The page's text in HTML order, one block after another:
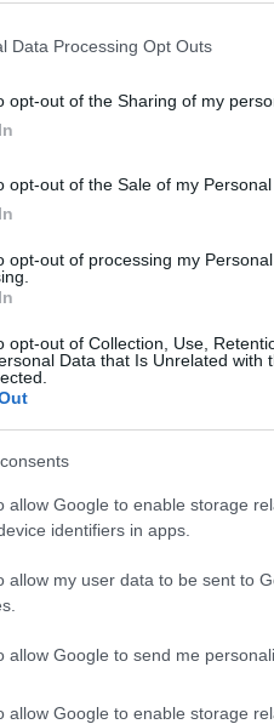
Data Processing Opt Outs
opt-out of the Sharing of my
opt-out of the Sale of my Personal
opt-out of processing my
opt-out of Collection, Use,
Data that Is Unrelated with
allow Google to enable storage
identifiers in apps.
allow my user data to be sent to
allow Google to send me
allow Google to enable storage
aggiungere un altro
sportive nel territorio –
cittadina sempre
sportiva e il
isole di socialità
potrà davvero
ospitare eventi
sperimentare il
fare attività sportiva”.
nella sezioneLogin
Campo Da Tennis Tempio